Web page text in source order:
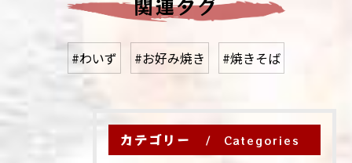
#わいず #お好み焼き #焼きそば
カテゴリー Categories